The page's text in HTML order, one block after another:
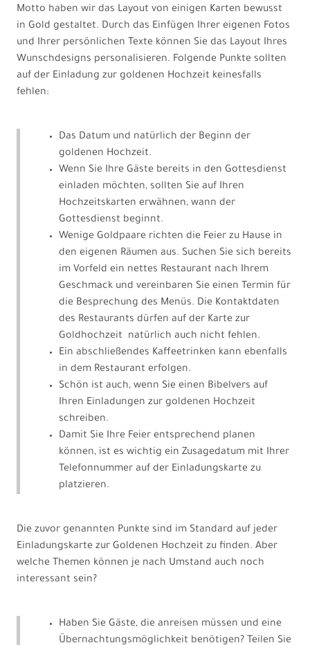
Motto haben wir das Layout von einigen Karten bewusst
in Gold gestaltet. Durch das Einfügen Ihrer eigenen Fotos
und Ihrer persönlichen Texte können Sie das Layout Ihres
Wunschdesigns personalisieren. Folgende Punkte sollten
auf der Einladung zur goldenen Hochzeit keinesfalls
fehlen:
Das Datum und natürlich der Beginn der
goldenen Hochzeit.
Wenn Sie Ihre Gäste bereits in den Gottesdienst
einladen möchten, sollten Sie auf Ihren
Hochzeitskarten erwähnen, wann der
Gottesdienst beginnt.
Wenige Goldpaare richten die Feier zu Hause in
den eigenen Räumen aus. Suchen Sie sich bereits
im Vorfeld ein nettes Restaurant nach Ihrem
Geschmack und vereinbaren Sie einen Termin für
die Besprechung des Menüs. Die Kontaktdaten
des Restaurants dürfen auf der Karte zur
Goldhochzeit natürlich auch nicht fehlen.
Ein abschließendes Kaffeetrinken kann ebenfalls
in dem Restaurant erfolgen.
Schön ist auch, wenn Sie einen Bibelvers auf
Ihren Einladungen zur goldenen Hochzeit
schreiben.
Damit Sie Ihre Feier entsprechend planen
können, ist es wichtig ein Zusagedatum mit Ihrer
Telefonnummer auf der Einladungskarte zu
platzieren.
Die zuvor genannten Punkte sind im Standard auf jeder
Einladungskarte zur Goldenen Hochzeit zu finden. Aber
welche Themen können je nach Umstand auch noch
interessant sein?
Haben Sie Gäste, die anreisen müssen und eine
Übernachtungsmöglichkeit benötigen? Teilen Sie